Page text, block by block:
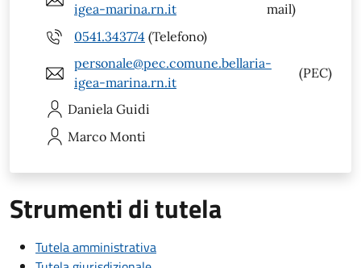
igea-marina.rn.it
mail)
0541.343774 (Telefono)
personale@pec.comune.bellaria-
igea-marina.rn.it
(PEC)
Daniela Guidi
Marco Monti
Strumenti di tutela
Tutela amministrativa